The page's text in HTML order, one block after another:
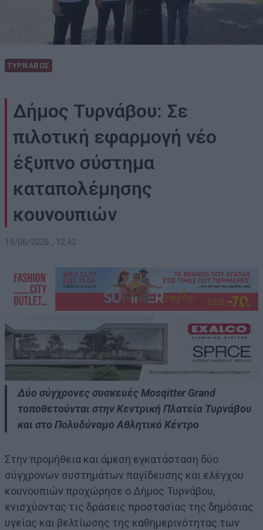
ΤΥΡΝΑΒΟΣ
Δήμος Τυρνάβου: Σε
πιλοτική εφαρμογή νέο
έξυπνο σύστημα
καταπολέμησης
κουνουπιών
19/06/2026 , 12:42
Δύο σύγχρονες συσκευές Mosqitter Grand
τοποθετούνται στην Κεντρική Πλατεία Τυρνάβου
και στο Πολυδύναμο Αθλητικό Κέντρο
Στην προμήθεια και άμεση εγκατάσταση δύο
σύγχρονων συστημάτων παγίδευσης και ελέγχου
κουνουπιών προχώρησε ο Δήμος Τυρνάβου,
ενισχύοντας τις δράσεις προστασίας της δημόσιας
υγείας και βελτίωσης της καθημερινότητας των